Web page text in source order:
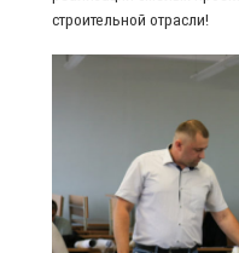
строительной отрасли!